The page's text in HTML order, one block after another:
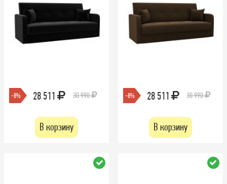
-8% 28 511 30 990
В корзину
-8% 28 511 30 990
В корзину